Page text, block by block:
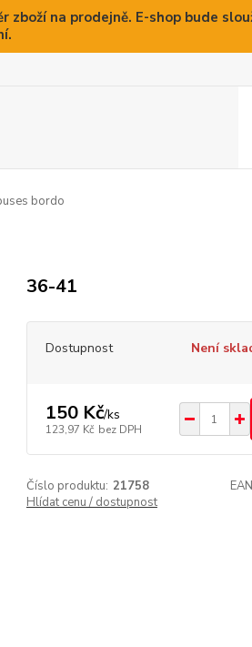
zboží na prodejně. E-shop bude
bordo
36-41
Dostupnost Není
150 Kč/ks
123,97 Kč bez DPH
Číslo produktu: 21758
Hlídat cenu / dostupnost